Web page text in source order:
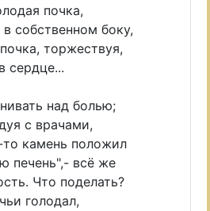
почка,
собственном боку,
торжествуя,
сердце...
над болью;
с врачами,
камень положил
печень",- всё же
Что поделать?
голодал,